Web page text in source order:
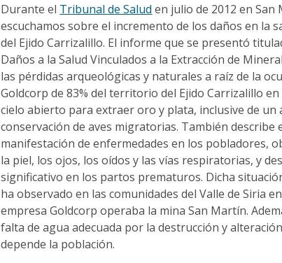
Durante el Tribunal de Salud en julio de 2012 en San
escuchamos sobre el incremento de los daños en la
del Ejido Carrizalillo. El informe que se presentó
Daños a la Salud Vinculados a la Extracción de
las pérdidas arqueológicas y naturales a raíz de la
Goldcorp de 83% del territorio del Ejido Carrizalillo
cielo abierto para extraer oro y plata, inclusive de un
conservación de aves migratorias. También describe
manifestación de enfermedades en los pobladores,
la piel, los ojos, los oídos y las vías respiratorias, y
significativo en los partos prematuros. Dicha
ha observado en las comunidades del Valle de Siria
empresa Goldcorp operaba la mina San Martín.
falta de agua adecuada por la destrucción y
depende la población.